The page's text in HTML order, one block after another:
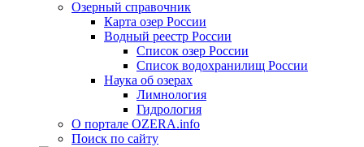
Озерный справочник
Карта озер России
Водный реестр России
Список озер России
Список водохранилищ России
Наука об озерах
Лимнология
Гидрология
О портале OZERA.info
Поиск по сайту